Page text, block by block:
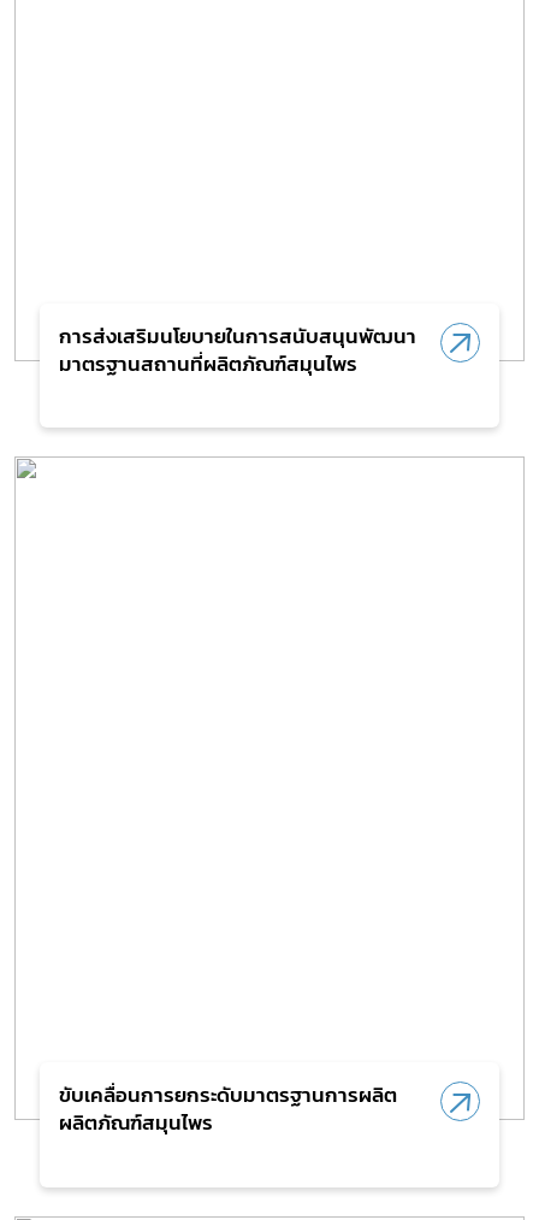
การส่งเสริมนโยบายในการสนับสนุนพัฒนา
มาตรฐานสถานที่ผลิตภัณฑ์สมุนไพร
ขับเคลื่อนการยกระดับมาตรฐานการผลิต
ผลิตภัณฑ์สมุนไพร